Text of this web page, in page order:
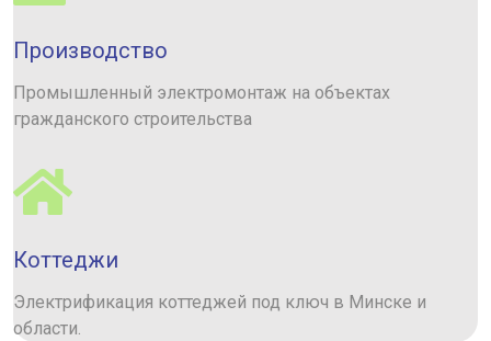
Производство
Промышленный электромонтаж на объектах
гражданского строительства
Коттеджи
Электрификация коттеджей под ключ в Минске и
области.